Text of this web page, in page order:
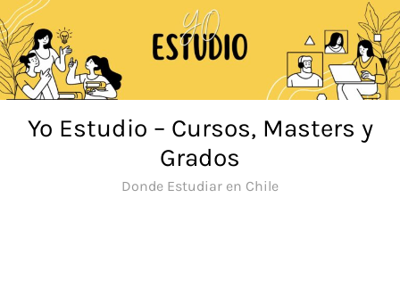
Saltar
al
contenido
Yo Estudio – Cursos, Masters y
Grados
Donde Estudiar en Chile